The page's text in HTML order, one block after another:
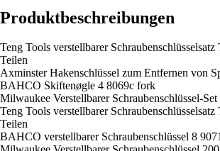
Produktbeschreibungen
Teng Tools verstellbarer
Teilen
Axminster Hakenschlüssel zum Entfernen von
BAHCO Skiftenøgle 4 8069c fork
Milwaukee Verstellbarer Schraubenschlüssel-
Teng Tools verstellbarer
Teilen
BAHCO verstellbarer Schraubenschlüssel 8